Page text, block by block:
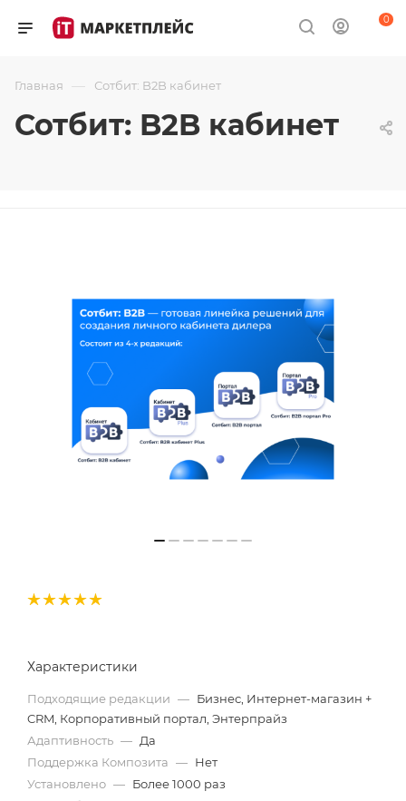
0
Главная — Сотбит: B2B кабинет
Сотбит: B2B кабинет
Характеристики
Подходящие редакции — Бизнес, Интернет-магазин +
CRM, Корпоративный портал, Энтерпрайз
Адаптивность — Да
Поддержка Композита — Нет
Установлено — Более 1000 раз